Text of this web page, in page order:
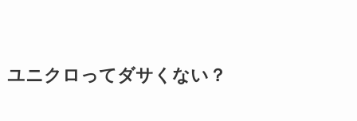
ユニクロってダサくない？